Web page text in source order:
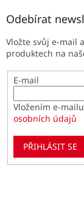
Odebírat
Vložte svůj e-mail
produktech na
E-mail
Vložením e-
osobních údajů
PŘIHLÁSIT SE